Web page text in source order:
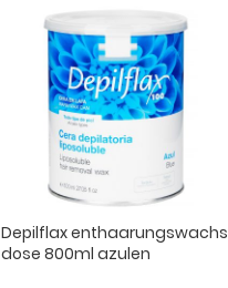
Depilflax enthaarungswachs
dose 800ml azulen